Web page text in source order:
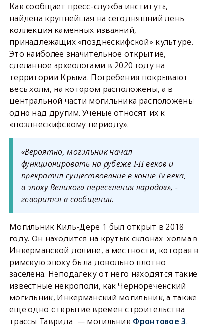
Как сообщает пресс-служба института,
найдена крупнейшая на сегодняшний день
коллекция каменных изваяний,
принадлежащих «позднескифской» культуре.
Это наиболее значительное открытие,
сделанное археологами в 2020 году на
территории Крыма. Погребения покрывают
весь холм, на котором расположены, а в
центральной части могильника расположены
одно над другим. Ученые относят их к
«позднескифскому периоду».
«Вероятно, могильник начал
функционировать на рубеже I-II веков и
прекратил существование в конце IV века,
в эпоху Великого переселения народов», -
говорится в сообщении.
Могильник Киль-Дере 1 был открыт в 2018
году. Он находится на крутых склонах холма в
Инкерманской долине, а местности, которая в
римскую эпоху была довольно плотно
заселена. Неподалеку от него находятся такие
известные некрополи, как Чернореченский
могильник, Инкерманский могильник, а также
еще одно открытие времен строительства
трассы Таврида — могильник Фронтовое 3.